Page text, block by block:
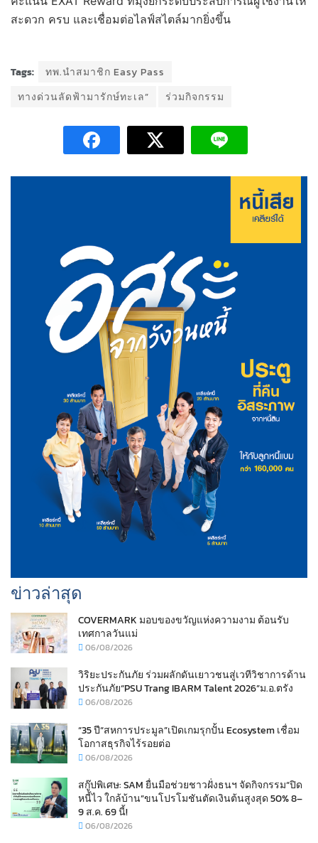
สะดวก ครบ และเชื่อมต่อไลฟ์สไตล์มากยิ่งขึ้น
Tags:
ทพ.นำสมาชิก Easy Pass
ทางด่วนลัดฟ้ามารักษ์ทะเล”
ร่วมกิจกรรม
ข่าวล่าสุด
COVERMARK มอบของขวัญแห่งความงาม ต้อนรับ
เทศกาลวันแม่
06/08/2026
วิริยะประกันภัย ร่วมผลักดันเยาวชนสู่เวทีวิชาการด้าน
ประกันภัย“PSU Trang IBARM Talent 2026”ม.อ.ตรัง
06/08/2026
“35 ปี“สหการประมูล”เปิดเกมรุกปั้น Ecosystem เชื่อม
โอกาสธุรกิจไร้รอยต่อ
06/08/2026
สกู๊ปพิเศษ: SAM ยื่นมือช่วยชาวฝั่งธนฯ จัดกิจกรรม“ปิด
หนี้ไว ใกล้บ้าน”ขนโปรโมชันตัดเงินต้นสูงสุด 50% 8–
9 ส.ค. 69 นี้!
06/08/2026